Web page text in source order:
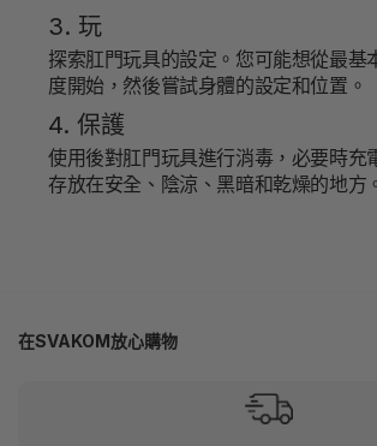
3. 玩
探索肛門玩具的設定。您可能想從最基
度開始，然後嘗試身體的設定和位置。
4. 保護
使用後對肛門玩具進行消毒，必要時充
存放在安全、陰涼、黑暗和乾燥的地方
在SVAKOM放心購物